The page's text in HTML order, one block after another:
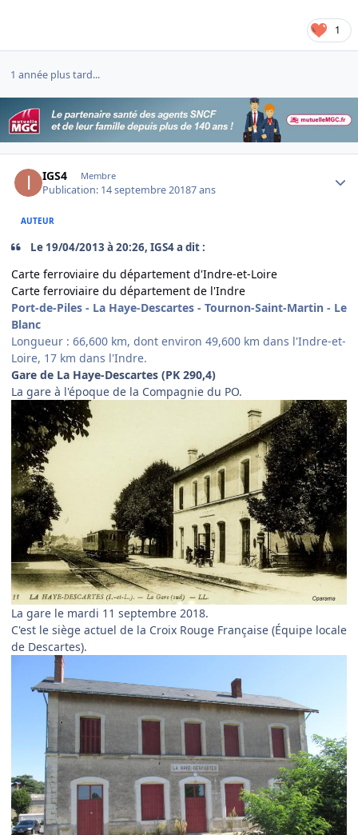
1
1 année plus tard...
IGS4 Membre
Publication: 14 septembre 20187 ans
AUTEUR
Le ‎19‎/‎04‎/‎2013 à 20:26, IGS4 a dit :
Carte ferroviaire du département d'Indre-et-Loire
Carte ferroviaire du département de l'Indre
Port-de-Piles - La Haye-Descartes - Tournon-Saint-Martin - Le
Blanc
Longueur : 66,600 km, dont environ 49,600 km dans l'Indre-et-
Loire, 17 km dans l'Indre.
Gare de La Haye-Descartes (PK 290,4)
La gare à l'époque de la Compagnie du PO.
La gare le mardi 11 septembre 2018.
C'est le siège actuel de la Croix Rouge Française (Équipe locale
de Descartes).